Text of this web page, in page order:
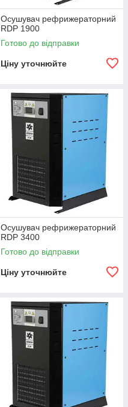
Осушувач рефрижераторний
RDP 1900
Готово до відправки
Ціну уточнюйте
Осушувач рефрижераторний
RDP 3400
Готово до відправки
Ціну уточнюйте